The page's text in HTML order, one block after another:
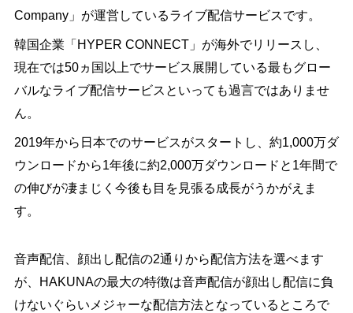
Company」が運営しているライブ配信サービスです。
韓国企業「HYPER CONNECT」が海外でリリースし、
現在では50ヵ国以上でサービス展開している最もグロー
バルなライブ配信サービスといっても過言ではありませ
ん。
2019年から日本でのサービスがスタートし、約1,000万ダ
ウンロードから1年後に約2,000万ダウンロードと1年間で
の伸びが凄まじく今後も目を見張る成長がうかがえま
す。
音声配信、顔出し配信の2通りから配信方法を選べます
が、HAKUNAの最大の特徴は音声配信が顔出し配信に負
けないぐらいメジャーな配信方法となっているところで